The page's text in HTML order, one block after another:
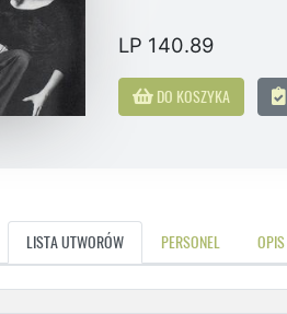
LP 140.89
DO KOSZYKA
LISTA UTWORÓW PERSONEL OPIS